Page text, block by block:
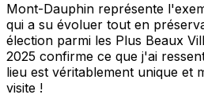
Mont-Dauphin représente
qui a su évoluer tout en
élection parmi les Plus Beaux
2025 confirme ce que j'ai
lieu est véritablement unique et
visite !